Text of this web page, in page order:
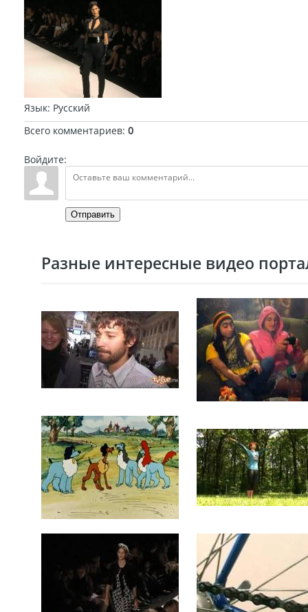
Язык: Русский
Всего комментариев: 0
Войдите:
Отправить
Разные интересные видео